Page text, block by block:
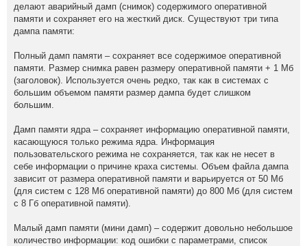
делают аварийный дамп (снимок) содержимого оперативной
памяти и сохраняет его на жесткий диск. Существуют три типа
дампа памяти:
Полный дамп памяти – сохраняет все содержимое оперативной
памяти. Размер снимка равен размеру оперативной памяти + 1 Мб
(заголовок). Используется очень редко, так как в системах с
большим объемом памяти размер дампа будет слишком
большим.
Дамп памяти ядра – сохраняет информацию оперативной памяти,
касающуюся только режима ядра. Информация
пользовательского режима не сохраняется, так как не несет в
себе информации о причине краха системы. Объем файла дампа
зависит от размера оперативной памяти и варьируется от 50 Мб
(для систем с 128 Мб оперативной памяти) до 800 Мб (для систем
с 8 Гб оперативной памяти).
Малый дамп памяти (мини дамп) – содержит довольно небольшое
количество информации: код ошибки с параметрами, список